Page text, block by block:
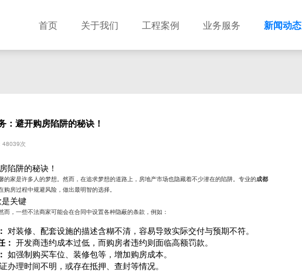
首页 关于我们 工程案例 业务服务 新闻动态
：避开购房陷阱的秘诀！
次
陷阱的秘诀！
的家是许多人的梦想。然而，在追求梦想的道路上，房地产市场也隐藏着不少潜在的陷阱。专业的成都
房过程中规避风险，做出最明智的选择。
关键
，一些不法商家可能会在合同中设置各种隐蔽的条款，例如：
对装修、配套设施的描述含糊不清，容易导致实际交付与预期不符。
： 开发商违约成本过低，而购房者违约则面临高额罚款。
如强制购买车位、装修包等，增加购房成本。
办理时间不明，或存在抵押、查封等情况。